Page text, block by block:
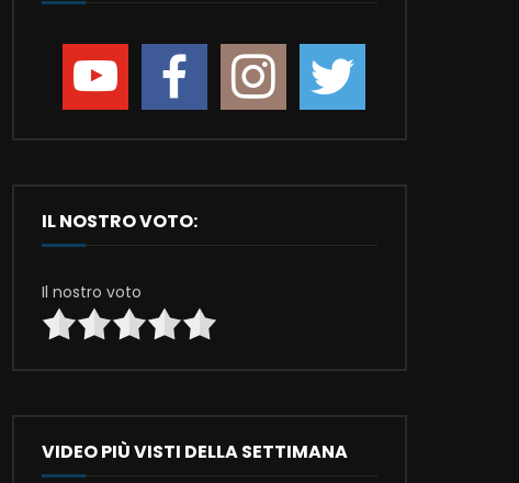
IL NOSTRO VOTO:
Il nostro voto
VIDEO PIÙ VISTI DELLA SETTIMANA